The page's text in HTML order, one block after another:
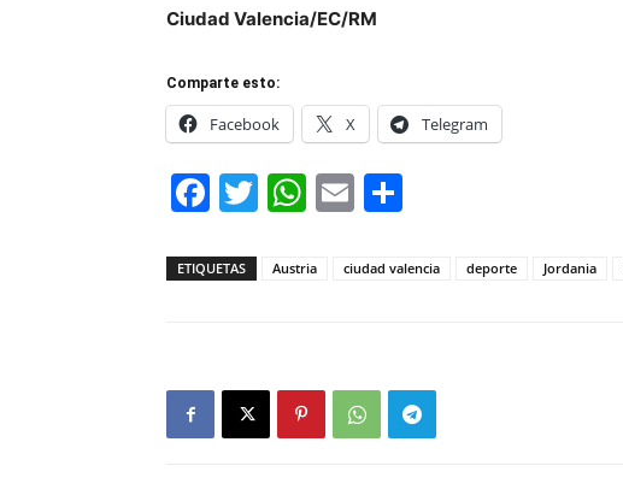
Ciudad Valencia/EC/RM
Comparte esto:
Facebook X Telegram
Facebook
Twitter
WhatsApp
Email
ETIQUETAS Austria ciudad valencia deporte Jordania